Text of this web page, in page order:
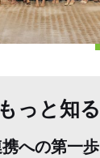
っと知る
への第一歩